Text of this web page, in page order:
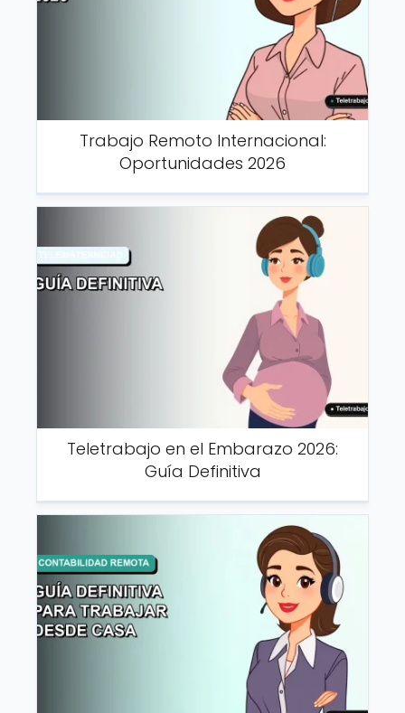
Trabajo Remoto Internacional:
Oportunidades 2026
Teletrabajo en el Embarazo 2026:
Guía Definitiva